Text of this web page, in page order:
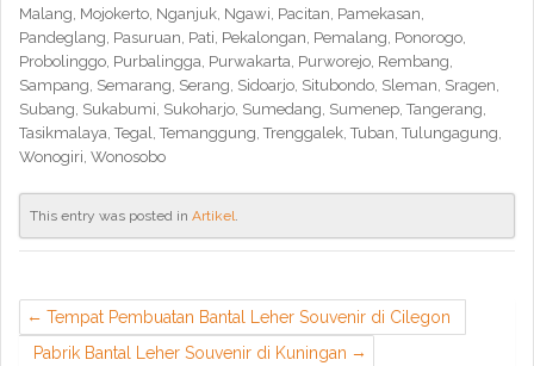
Malang, Mojokerto, Nganjuk, Ngawi, Pacitan, Pamekasan,
Pandeglang, Pasuruan, Pati, Pekalongan, Pemalang, Ponorogo,
Probolinggo, Purbalingga, Purwakarta, Purworejo, Rembang,
Sampang, Semarang, Serang, Sidoarjo, Situbondo, Sleman, Sragen,
Subang, Sukabumi, Sukoharjo, Sumedang, Sumenep, Tangerang,
Tasikmalaya, Tegal, Temanggung, Trenggalek, Tuban, Tulungagung,
Wonogiri, Wonosobo
This entry was posted in Artikel.
Tempat Pembuatan Bantal Leher Souvenir di Cilegon
Pabrik Bantal Leher Souvenir di Kuningan